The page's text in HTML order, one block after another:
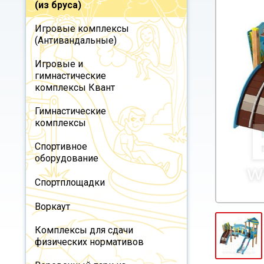
(из бруса)
Игровые комплексы
(Антивандальные)
Игровые и
гимнастические
комплексы Квант
Гимнастические
комплексы
Спортивное
оборудование
Спортплощадки
Воркаут
Комплексы для сдачи
физических нормативов